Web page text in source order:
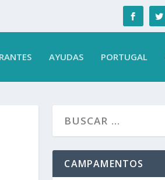
AYUDAS PORTUGAL
CAMPAMENTOS